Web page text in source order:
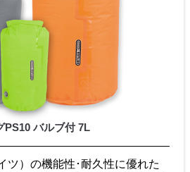
PS10 バルブ付 7L
ツ）の機能性･耐久性に優れた